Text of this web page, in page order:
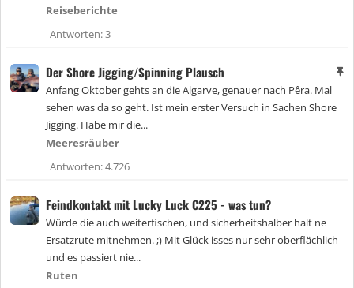
Reiseberichte
Antworten 3
A
Der Shore Jigging/Spinning Plausch
Anfang Oktober gehts an die Algarve, genauer nach Pêra. Mal
sehen was da so geht. Ist mein erster Versuch in Sachen Shore
Jigging. Habe mir die...
Meeresräuber
Antworten 4.726
Feindkontakt mit Lucky Luck C225 - was tun?
Würde die auch weiterfischen, und sicherheitshalber halt ne
Ersatzrute mitnehmen. ;) Mit Glück isses nur sehr oberflächlich
und es passiert nie...
Ruten